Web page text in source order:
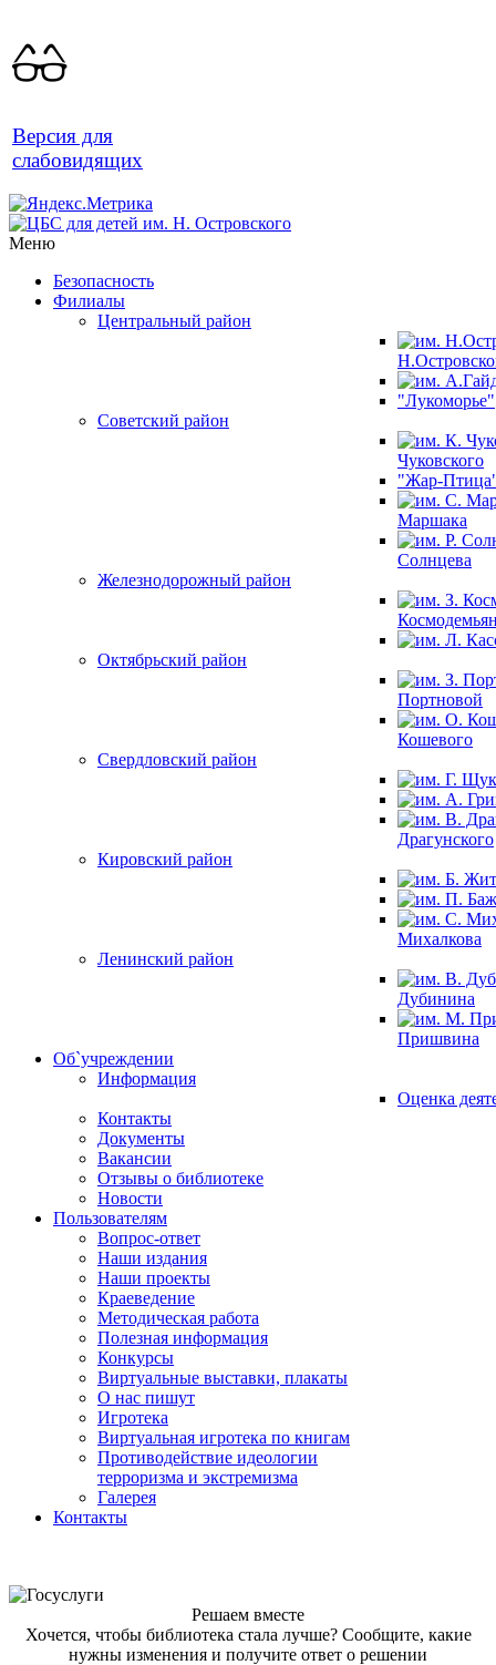
Версия для
слабовидящих
Меню
Безопасность
Филиалы
Центральный район
"Лукоморье"
Советский район
Чуковского
"Жар-
Маршака
Солнцева
Железнодорожный район
Октябрьский район
Портновой
Кошевого
Свердловский район
Драгунского
Кировский район
Михалкова
Ленинский район
Дубинина
Пришвина
Об`учреждении
Информация
Оценка
Контакты
Документы
Вакансии
Отзывы о библиотеке
Новости
Пользователям
Вопрос-ответ
Наши издания
Наши проекты
Краеведение
Методическая работа
Полезная информация
Конкурсы
Виртуальные выставки, плакаты
О нас пишут
Игротека
Виртуальная игротека по книгам
Противодействие идеологии
терроризма и экстремизма
Галерея
Контакты
Решаем вместе
Хочется, чтобы библиотека стала лучше? Сообщите, какие
нужны изменения и получите ответ о решении